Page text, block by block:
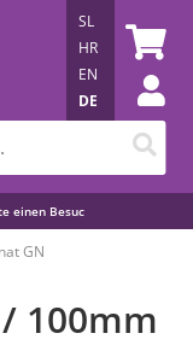
einen Besuc
SL
HR
EN
DE
GN
100mm